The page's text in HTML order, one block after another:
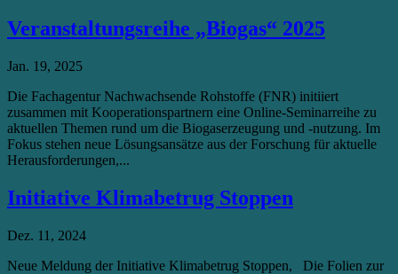
Veranstaltungsreihe „Biogas“ 2025
Jan. 19, 2025
Die Fachagentur Nachwachsende Rohstoffe (FNR) initiiert
zusammen mit Kooperationspartnern eine Online-Seminarreihe zu
aktuellen Themen rund um die Biogaserzeugung und -nutzung. Im
Fokus stehen neue Lösungsansätze aus der Forschung für aktuelle
Herausforderungen,...
Initiative Klimabetrug Stoppen
Dez. 11, 2024
Neue Meldung der Initiative Klimabetrug Stoppen, Die Folien zur